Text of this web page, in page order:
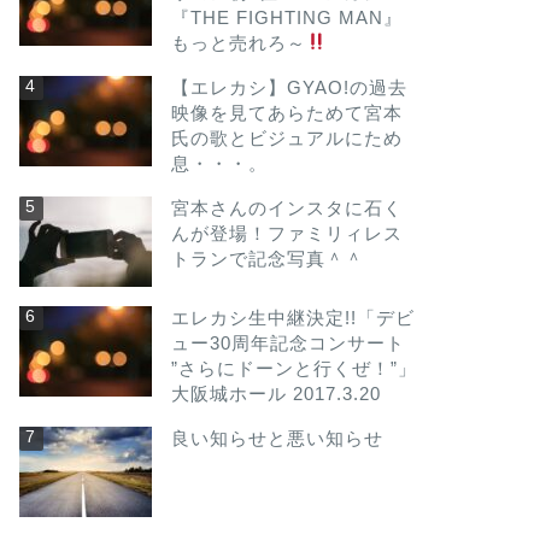
『THE FIGHTING MAN』
もっと売れろ～
【エレカシ】GYAO!の過去
映像を見てあらためて宮本
氏の歌とビジュアルにため
息・・・。
宮本さんのインスタに石く
んが登場！ファミリィレス
トランで記念写真＾＾
エレカシ生中継決定!!「デビ
ュー30周年記念コンサート
”さらにドーンと行くぜ！”」
大阪城ホール 2017.3.20
良い知らせと悪い知らせ